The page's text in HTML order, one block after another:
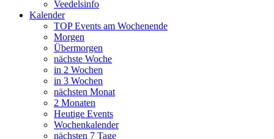
Veedelsinfo
Kalender
TOP Events am Wochenende
Morgen
Übermorgen
nächste Woche
in 2 Wochen
in 3 Wochen
nächsten Monat
2 Monaten
Heutige Events
Wochenkalender
nächsten 7 Tage